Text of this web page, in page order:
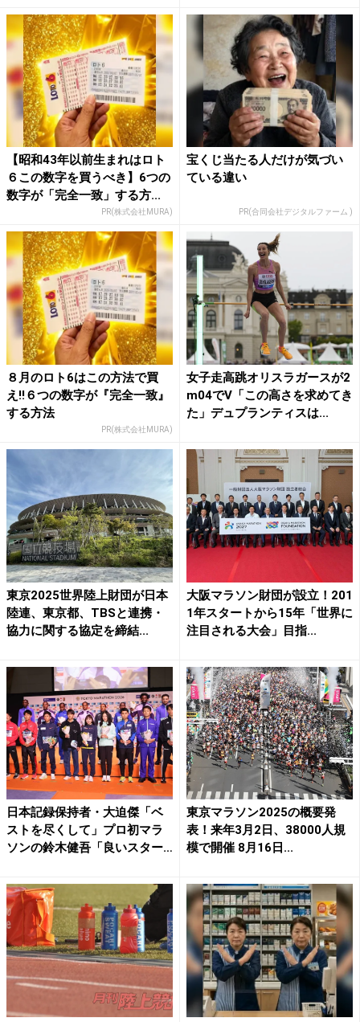
【昭和43年以前生まれはロト
６この数字を買うべき】6つの
数字が「完全一致」する方...
PR(株式会社MURA)
宝くじ当たる人だけが気づい
ている違い
PR(合同会社デジタルファーム )
８月のロト6はこの方法で買
え!!６つの数字が『完全一致』
する方法
PR(株式会社MURA)
女子走高跳オリスラガースが2
m04でV「この高さを求めてき
た」デュプランティスは...
東京2025世界陸上財団が日本
陸連、東京都、TBSと連携・
協力に関する協定を締結...
大阪マラソン財団が設立！201
1年スタートから15年「世界に
注目される大会」目指...
日本記録保持者・大迫傑「ベ
ストを尽くして」プロ初マラ
ソンの鈴木健吾「良いスター
東京マラソン2025の概要発
表！来年3月2日、38000人規
模で開催 8月16日...